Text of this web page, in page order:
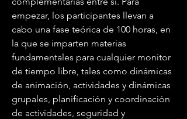
empezar, los participantes llevan a
cabo una fase teórica de 100 horas, en
la que se imparten materias
fundamentales para cualquier monitor
de tiempo libre, tales como dinámicas
de animación, actividades y dinámicas
grupales, planificación y coordinación
de actividades, seguridad y